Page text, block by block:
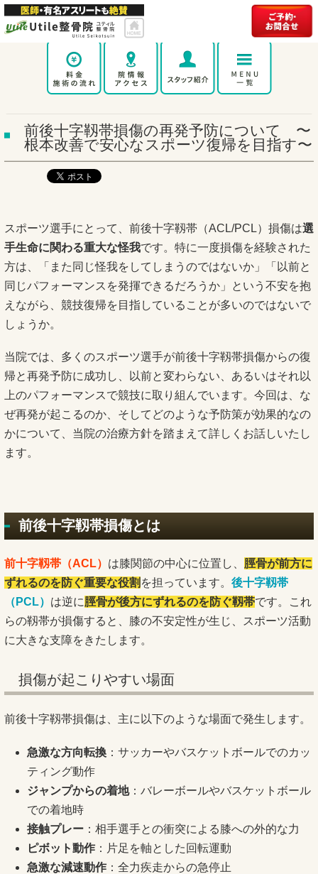
前後十字靱帯損傷の再発予防について 〜
根本改善で安心なスポーツ復帰を目指す〜
スポーツ選手にとって、前後十字靱帯（ACL/PCL）損傷は選
手生命に関わる重大な怪我です。特に一度損傷を経験された
方は、「また同じ怪我をしてしまうのではないか」「以前と
同じパフォーマンスを発揮できるだろうか」という不安を抱
えながら、競技復帰を目指していることが多いのではないで
しょうか。
当院では、多くのスポーツ選手が前後十字靱帯損傷からの復
帰と再発予防に成功し、以前と変わらない、あるいはそれ以
上のパフォーマンスで競技に取り組んでいます。今回は、な
ぜ再発が起こるのか、そしてどのような予防策が効果的なの
かについて、当院の治療方針を踏まえて詳しくお話しいたし
ます。
前後十字靱帯損傷とは
前十字靱帯（ACL） は膝関節の中心に位置し、 脛骨が前方に
ずれるのを防ぐ重要な役割 を担っています。 後十字靱帯
（PCL） は逆に脛骨が後方にずれるのを防ぐ靱帯です。これ
らの靱帯が損傷すると、膝の不安定性が生じ、スポーツ活動
に大きな支障をきたします。
損傷が起こりやすい場面
前後十字靱帯損傷は、主に以下のような場面で発生します。
急激な方向転換 ：サッカーやバスケットボールでのカッ
ティング動作
ジャンプからの着地：バレーボールやバスケットボール
での着地時
接触プレー ：相手選手との衝突による膝への外的な力
ピボット動作 ：片足を軸とした回転運動
急激な減速動作 ：全力疾走からの急停止